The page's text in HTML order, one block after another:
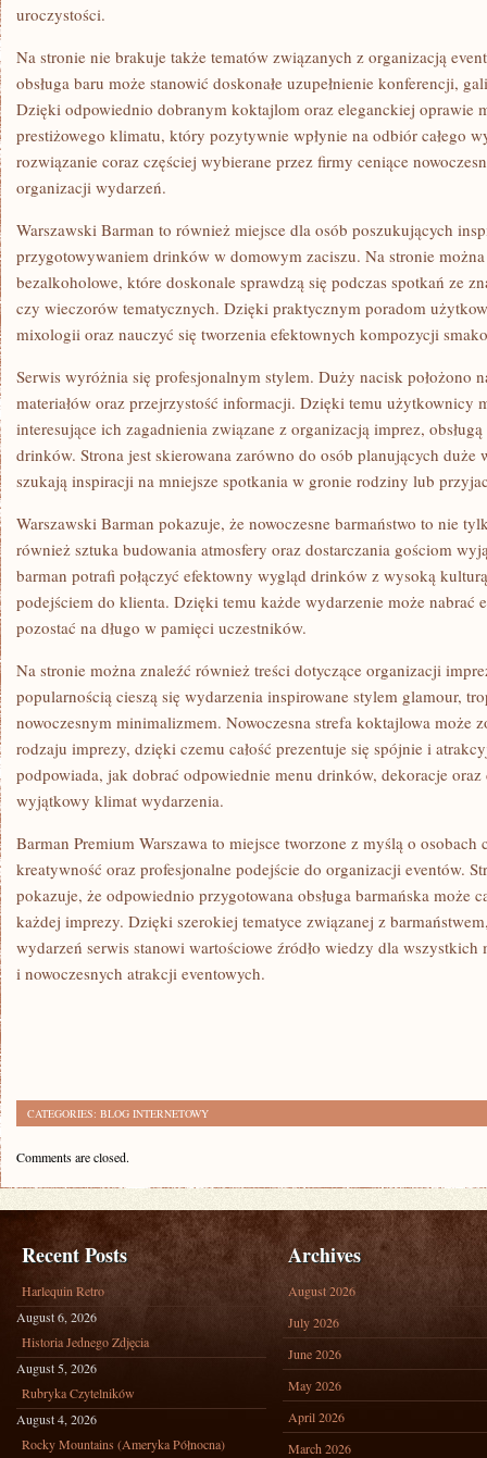
uroczystości.
Na stronie nie brakuje także tematów związanych z organizacją
obsługa baru może stanowić doskonałe uzupełnienie konferencji,
Dzięki odpowiednio dobranym koktajlom oraz eleganckiej oprawie
prestiżowego klimatu, który pozytywnie wpłynie na odbiór całego
rozwiązanie coraz częściej wybierane przez firmy ceniące
organizacji wydarzeń.
Warszawski Barman to również miejsce dla osób poszukujących
przygotowywaniem drinków w domowym zaciszu. Na stronie
bezalkoholowe, które doskonale sprawdzą się podczas spotkań ze
czy wieczorów tematycznych. Dzięki praktycznym poradom
mixologii oraz nauczyć się tworzenia efektownych kompozycji
Serwis wyróżnia się profesjonalnym stylem. Duży nacisk położono
materiałów oraz przejrzystość informacji. Dzięki temu użytkownicy
interesujące ich zagadnienia związane z organizacją imprez,
drinków. Strona jest skierowana zarówno do osób planujących
szukają inspiracji na mniejsze spotkania w gronie rodziny lub
Warszawski Barman pokazuje, że nowoczesne barmaństwo to nie
również sztuka budowania atmosfery oraz dostarczania gościom
barman potrafi połączyć efektowny wygląd drinków z wysoką
podejściem do klienta. Dzięki temu każde wydarzenie może nabrać
pozostać na długo w pamięci uczestników.
Na stronie można znaleźć również treści dotyczące organizacji
popularnością cieszą się wydarzenia inspirowane stylem glamour,
nowoczesnym minimalizmem. Nowoczesna strefa koktajlowa może
rodzaju imprezy, dzięki czemu całość prezentuje się spójnie i
podpowiada, jak dobrać odpowiednie menu drinków, dekoracje
wyjątkowy klimat wydarzenia.
Barman Premium Warszawa to miejsce tworzone z myślą o osobach
kreatywność oraz profesjonalne podejście do organizacji eventów.
pokazuje, że odpowiednio przygotowana obsługa barmańska może
każdej imprezy. Dzięki szerokiej tematyce związanej z
wydarzeń serwis stanowi wartościowe źródło wiedzy dla
i nowoczesnych atrakcji eventowych.
CATEGORIES: BLOG INTERNETOWY
Comments are closed.
Recent Posts
Harlequin Retro
August 6, 2026
Historia Jednego Zdjęcia
August 5, 2026
Rubryka Czytelników
August 4, 2026
Rocky Mountains (Ameryka Północna)
Archives
August 2026
July 2026
June 2026
May 2026
April 2026
March 2026